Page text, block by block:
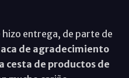
entrega, de parte de
de agradecimiento
cesta de productos de